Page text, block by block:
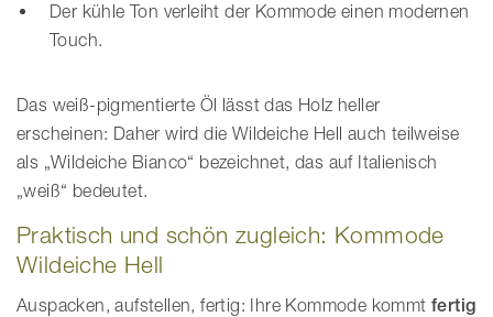
Der kühle Ton verleiht der Kommode einen modernen
Touch.
Das weiß-pigmentierte Öl lässt das Holz heller
erscheinen: Daher wird die Wildeiche Hell auch teilweise
als „Wildeiche Bianco“ bezeichnet, das auf Italienisch
„weiß“ bedeutet.
Praktisch und schön zugleich: Kommode
Wildeiche Hell
Auspacken, aufstellen, fertig: Ihre Kommode kommt fertig